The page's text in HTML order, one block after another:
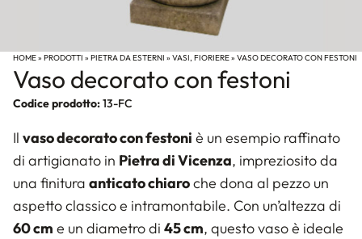
HOME» PRODOTTI » PIETRA DA ESTERNI » VASI, FIORIERE» VASO DECORATO CON FESTONI
Vaso decorato con festoni
Codice prodotto:13-FC
Il vaso decorato con festoni è un esempio raffinato
di artigianato in Pietra di Vicenza, impreziosito da
una finitura anticato chiaroche dona al pezzo un
aspetto classico e intramontabile. Con un’altezza di
60 cm e un diametro di 45 cm, questo vaso è ideale